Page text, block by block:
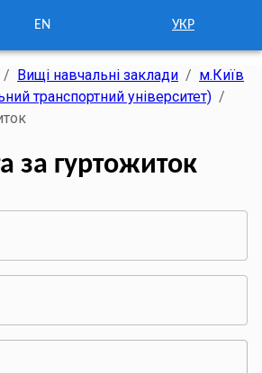
EN УКР
/ Вищі навчальні заклади / м.Київ
транспортний університет) /
за гуртожиток